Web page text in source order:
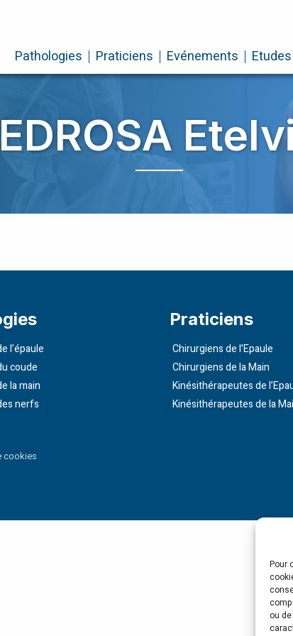
Pour
ou
Pathologies Praticiens Evénements
l’épaule
coude
la main
nerfs
Praticiens
Chirurgiens de l’Epaule
Chirurgiens de la Main
Kinésithérapeutes de
Kinésithérapeutes de la
cookies